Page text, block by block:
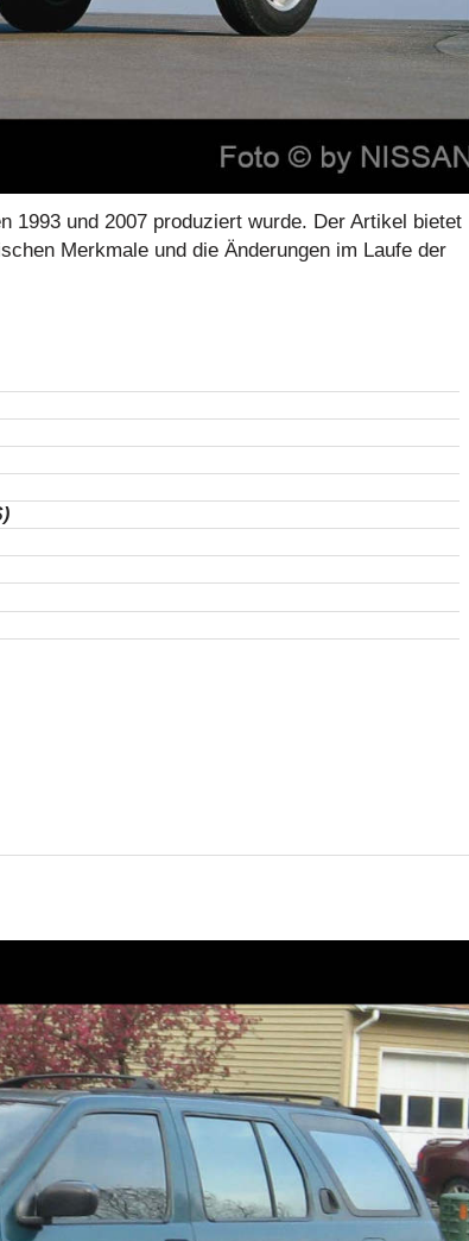
1993 und 2007 produziert wurde. Der Artikel bietet
Merkmale und die Änderungen im Laufe der